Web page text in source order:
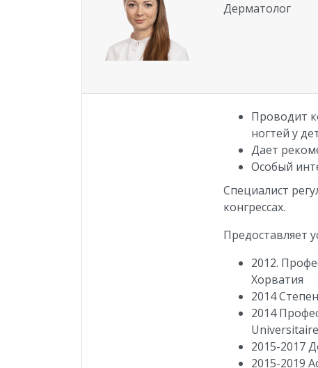
Дерматолог
Проводит
ногтей у
Дает
Особый
Специалист
конгрессах.
Предоставляет
2012.
Хорватия
2014
2014
2015-2017
2015-2019